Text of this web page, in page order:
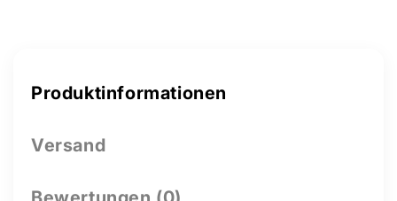
Produktinformationen
Versand